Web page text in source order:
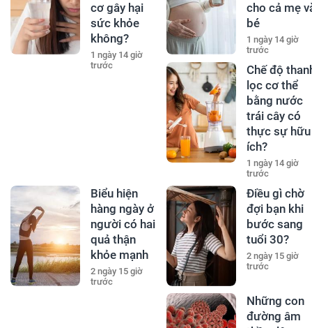
cơ gây hại
sức khỏe
không?
1 ngày 14 giờ
trước
cho cả mẹ
bé
1 ngày 14 giờ
trước
Chế độ
lọc cơ thể
bằng nước
trái cây có
thực sự hữu
ích?
1 ngày 14 giờ
trước
Biểu hiện
hàng ngày ở
người có hai
quả thận
khỏe mạnh
2 ngày 15 giờ
trước
Điều gì chờ
đợi bạn khi
bước sang
tuổi 30?
2 ngày 15 giờ
trước
Những con
đường âm